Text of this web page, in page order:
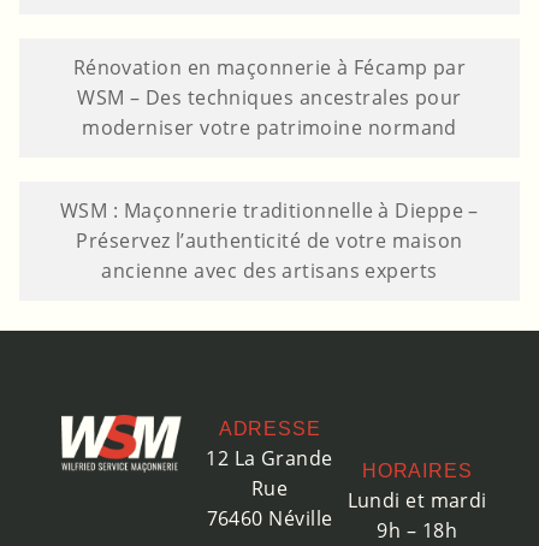
Rénovation en maçonnerie à Fécamp par
WSM – Des techniques ancestrales pour
moderniser votre patrimoine normand
WSM : Maçonnerie traditionnelle à Dieppe –
Préservez l’authenticité de votre maison
ancienne avec des artisans experts
ADRESSE
12 La Grande
Rue
76460 Néville
HORAIRES
Lundi et mardi
9h – 18h